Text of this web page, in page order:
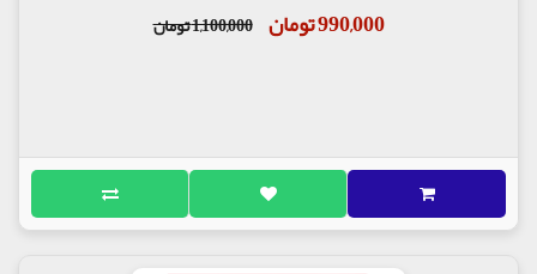
990,000 تومان 1,100,000 تومان